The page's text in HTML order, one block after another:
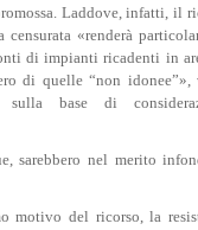
Laddove, infatti, il
«renderà
di impianti ricadenti in
di quelle “non idonee”»,
sulla base di
sarebbero nel merito
motivo del ricorso, la